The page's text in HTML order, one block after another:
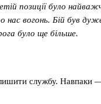
позиції було
вогонь. Бій був
було ще більше.
службу. Навпаки